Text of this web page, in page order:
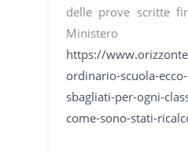
delle prove scritte
Ministero
https://
ordinario-scuola-
sbagliati-per-ogni-
come-sono-stati-